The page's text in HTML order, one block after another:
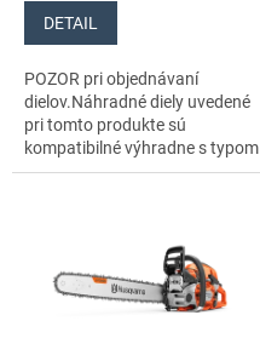
DETAIL
POZOR pri objednávaní
dielov.Náhradné diely uvedené
pri tomto produkte sú
kompatibilné výhradne s typom
stroja s číslom 970711418